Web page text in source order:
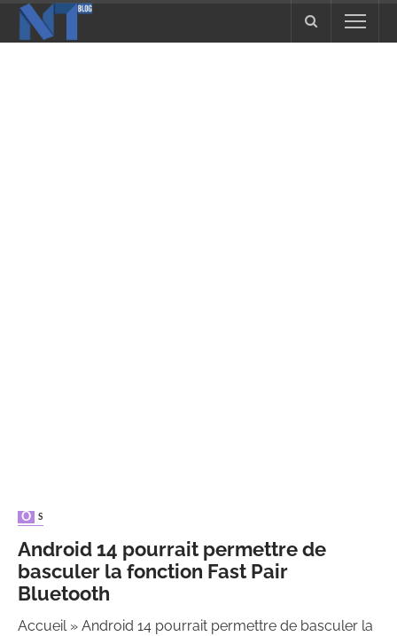
OS
Android 14 pourrait permettre de
basculer la fonction Fast Pair
Bluetooth
Accueil» Android 14 pourrait permettre de basculer la